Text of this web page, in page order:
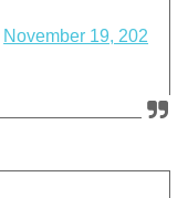
November 19, 202